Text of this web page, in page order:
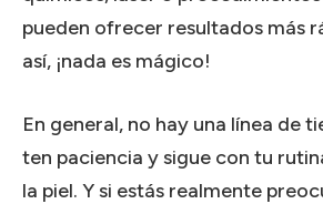
pueden ofrecer resultados más
así, ¡nada es mágico!
En general, no hay una línea de
ten paciencia y sigue con tu
la piel. Y si estás realmente